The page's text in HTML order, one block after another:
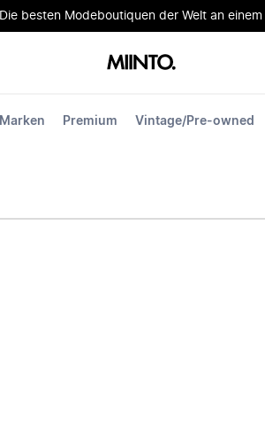
Die besten Modeboutiquen der Welt an einem
Marken Premium Vintage/Pre-owned